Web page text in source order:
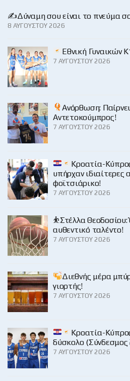
✍️Δύναμη σου είναι το πνεύμα
8 ΑΥΓΟΎΣΤΟΥ 2026
Εθνική Γυναικών
7 ΑΥΓΟΎΣΤΟΥ 2026
Ανόρθωση:
Αντετοκούμπρος!
7 ΑΥΓΟΎΣΤΟΥ 2026
Κροατία-
υπήρχαν ιδιαίτερες
φοϊτσιάρικο!
7 ΑΥΓΟΎΣΤΟΥ 2026
⛹️Στέλλα Θεοδοσίου:
αυθεντικό ταλέντο!
7 ΑΥΓΟΎΣΤΟΥ 2026
Διεθνής μέρα
γιορτής!
7 ΑΥΓΟΎΣΤΟΥ 2026
Κροατία-
δύσκολο
7 ΑΥΓΟΎΣΤΟΥ 2026